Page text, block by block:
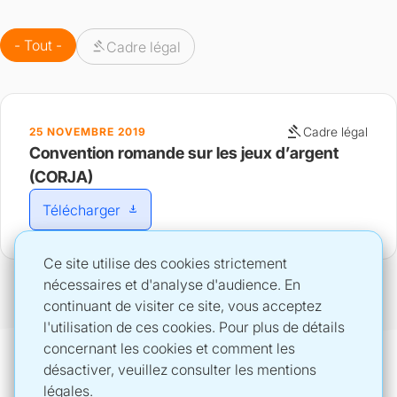
- Tout - gavelCadre légal
25 NOVEMBRE 2019 gavelCadre légal
Convention romande sur les jeux d’argent
(CORJA)
Télécharger download
Ce site utilise des cookies strictement
nécessaires et d'analyse d'audience. En
continuant de visiter ce site, vous acceptez
l'utilisation de ces cookies. Pour plus de détails
concernant les cookies et comment les
désactiver, veuillez consulter les mentions
légales.LOTERIE ROMANDE